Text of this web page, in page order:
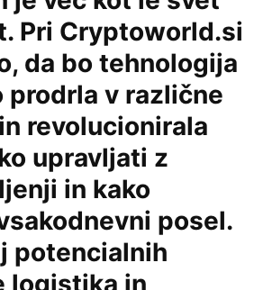
Pri Cryptoworld.si
da bo tehnologija
prodrla v različne
revolucionirala
upravljati z
in kako
posel.
potencialnih
logistika in